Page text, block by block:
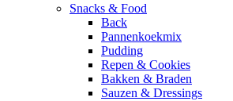
Snacks & Food
Back
Pannenkoekmix
Pudding
Repen & Cookies
Bakken & Braden
Sauzen & Dressings